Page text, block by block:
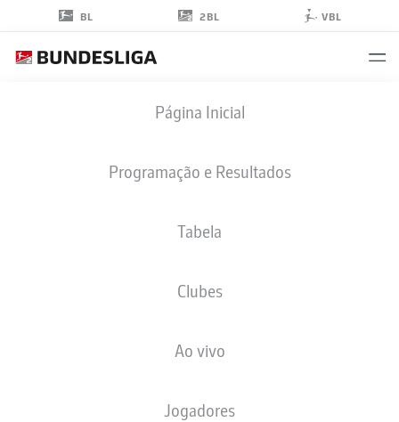
BL 2BL VBL
Página Inicial
Programação e Resultados
Tabela
Clubes
Ao vivo
Jogadores